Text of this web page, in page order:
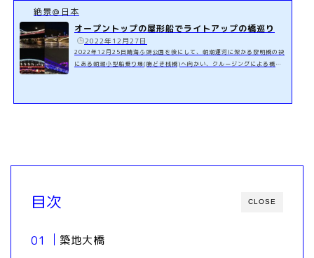
絶景＠日本
オープントップの屋形船でライトアップの橋巡り
2022年12月27日
2022年12月25日晴海ふ頭公園を後にして、朝潮運河に架かる黎明橋の袂
にある朝潮小型船乗り場(勝どき桟橋)へ向かい、クルージングによる橋巡
CLOSE
目次
築地大橋